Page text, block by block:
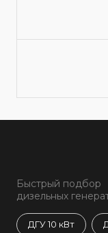
Быстрый подбор
дизельных
ДГУ 10 кВт